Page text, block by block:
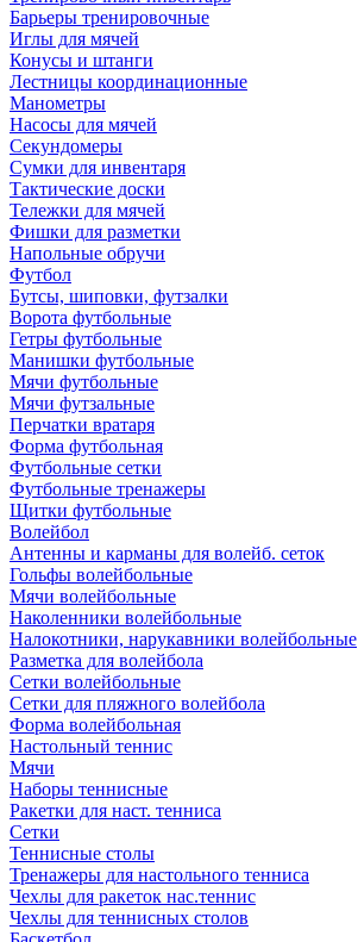
Барьеры тренировочные
Иглы для мячей
Конусы и штанги
Лестницы координационные
Манометры
Насосы для мячей
Секундомеры
Сумки для инвентаря
Тактические доски
Тележки для мячей
Фишки для разметки
Напольные обручи
Футбол
Бутсы, шиповки, футзалки
Ворота футбольные
Гетры футбольные
Манишки футбольные
Мячи футбольные
Мячи футзальные
Перчатки вратаря
Форма футбольная
Футбольные сетки
Футбольные тренажеры
Щитки футбольные
Волейбол
Антенны и карманы для волейб. сеток
Гольфы волейбольные
Мячи волейбольные
Наколенники волейбольные
Налокотники, нарукавники волейбольные
Разметка для волейбола
Сетки волейбольные
Сетки для пляжного волейбола
Форма волейбольная
Настольный теннис
Мячи
Наборы теннисные
Ракетки для наст. тенниса
Сетки
Теннисные столы
Тренажеры для настольного тенниса
Чехлы для ракеток нас.теннис
Чехлы для теннисных столов